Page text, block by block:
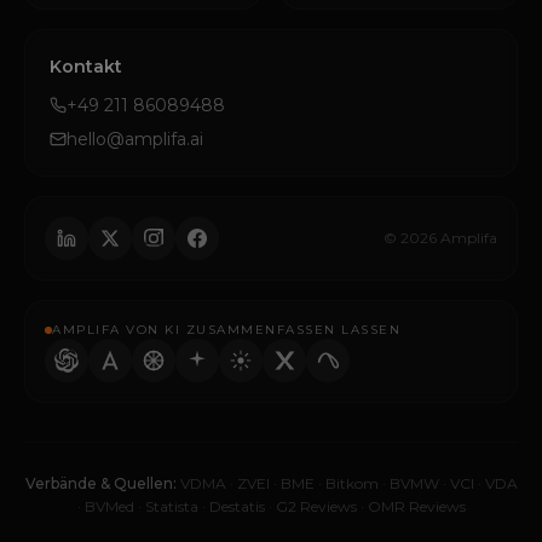
Kontakt
+49 211 86089488
hello@amplifa.ai
© 2026 Amplifa
AMPLIFA VON KI ZUSAMMENFASSEN LASSEN
Verbände & Quellen: VDMA ZVEI BME Bitkom BVMW· VCI
VDA
BVMed Statista Destatis· G2 Reviews· OMR Reviews